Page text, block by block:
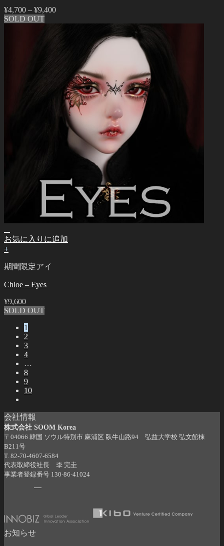
¥4,700 – ¥9,400
SOLD OUT
お気に入りに追加
+
期間限定アイ
Chloe – Eyes
¥9,600
SOLD OUT
1
2
3
4
…
8
9
10
会社情報
株式会社 SOOM Korea
〒04066 韓国 ソウル特別市 麻浦区 臥牛山路94 弘益大学校 弘文館棟
B211号
T. 82-70-4607-6584
代表取締役社長 李 完圭
事業者登録番号 130-86-41024
お知らせ